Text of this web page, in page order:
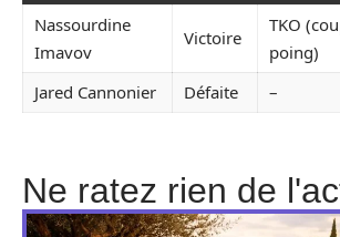
Nassourdine
Imavov
Victoire
TKO
poing)
Jared Cannonier Défaite –
Ne ratez rien de